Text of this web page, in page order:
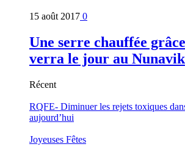
15 août 2017 0
Une serre chauffée
verra le jour au Nunavik
Récent
RQFE- Diminuer les rejets toxiques
aujourd’hui
Joyeuses Fêtes